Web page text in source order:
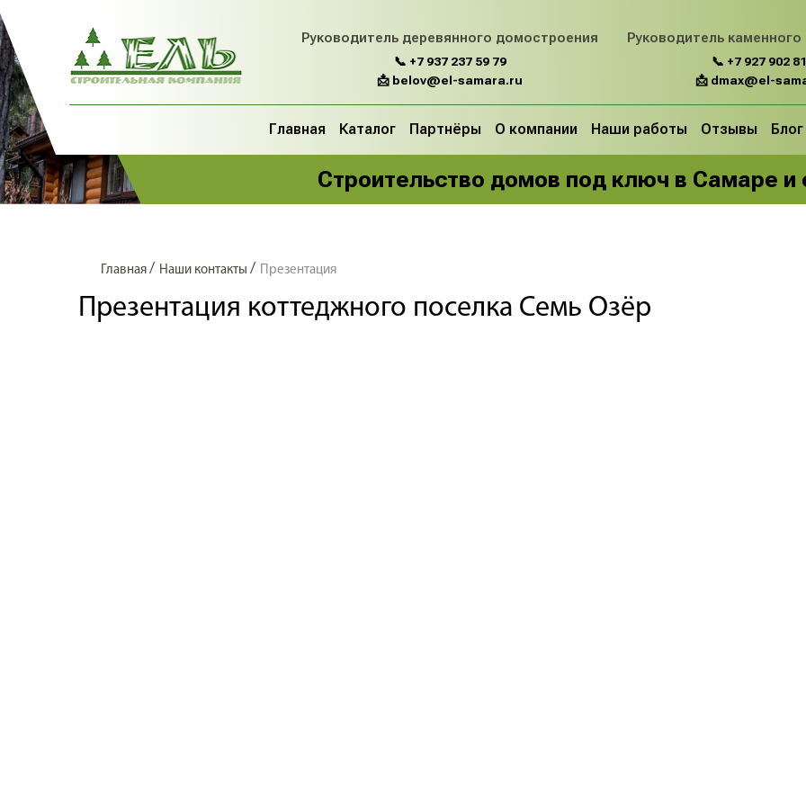
Руководитель деревянного домостроения
📞 +7 937 237 59 79
📩 belov@el-samara.ru
Руководитель
📞 +7 927 902
📩 dmax@el-
Главная Каталог Партнёры О компании Наши работы Отзывы Блог
Строительство домов под ключ в Самаре и
Главная / Наши контакты / Презентация
Презентация коттеджного поселка Семь Озёр